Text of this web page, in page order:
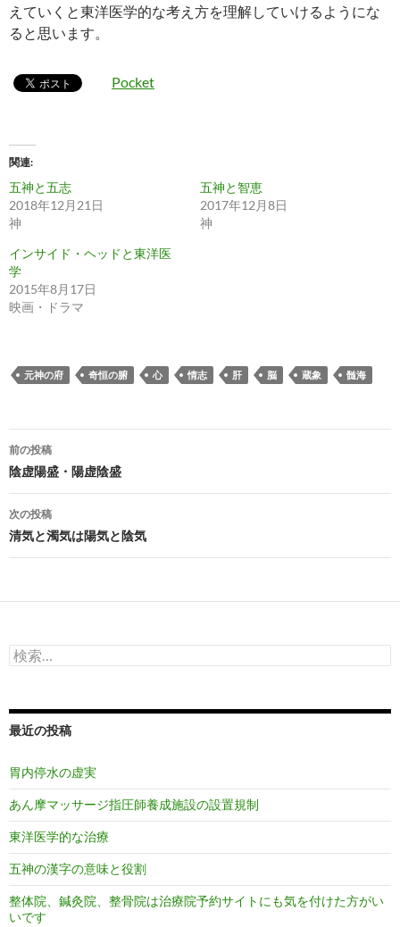
えていくと東洋医学的な考え方を理解していけるようにな
ると思います。
Pocket
関連
五神と五志
2018年12月21日
神
五神と智恵
2017年12月8日
神
インサイド・ヘッドと東洋医
学
2015年8月17日
映画・ドラマ
元神の府 奇恒の腑 心 情志 肝 脳 蔵象 髄海
投
稿
ナ
ビ
ゲ
ー
ョ
前の投稿
陰虚陽盛・陽虚陰盛
次の投稿
清気と濁気は陽気と陰気
検
索:
最近の投稿
胃内停水の虚実
あん摩マッサージ指圧師養成施設の設置規制
東洋医学的な治療
五神の漢字の意味と役割
整体院、鍼灸院、整骨院は治療院予約サイトにも気を付けた方がい
いです